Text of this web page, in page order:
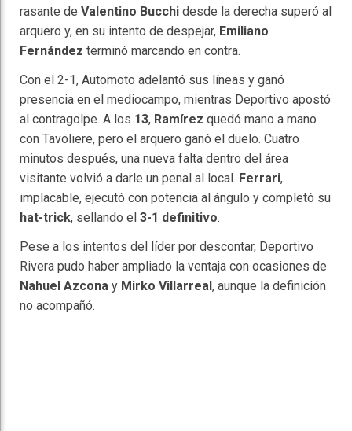
rasante de Valentino Bucchi desde la derecha superó al
arquero y, en su intento de despejar, Emiliano
Fernández terminó marcando en contra.
Con el 2-1, Automoto adelantó sus líneas y ganó
presencia en el mediocampo, mientras Deportivo apostó
al contragolpe. A los 13, Ramírez quedó mano a mano
con Tavoliere, pero el arquero ganó el duelo. Cuatro
minutos después, una nueva falta dentro del área
visitante volvió a darle un penal al local. Ferrari,
implacable, ejecutó con potencia al ángulo y completó su
hat-trick, sellando el 3-1 definitivo.
Pese a los intentos del líder por descontar, Deportivo
Rivera pudo haber ampliado la ventaja con ocasiones de
Nahuel Azcona y Mirko Villarreal, aunque la definición
no acompañó.